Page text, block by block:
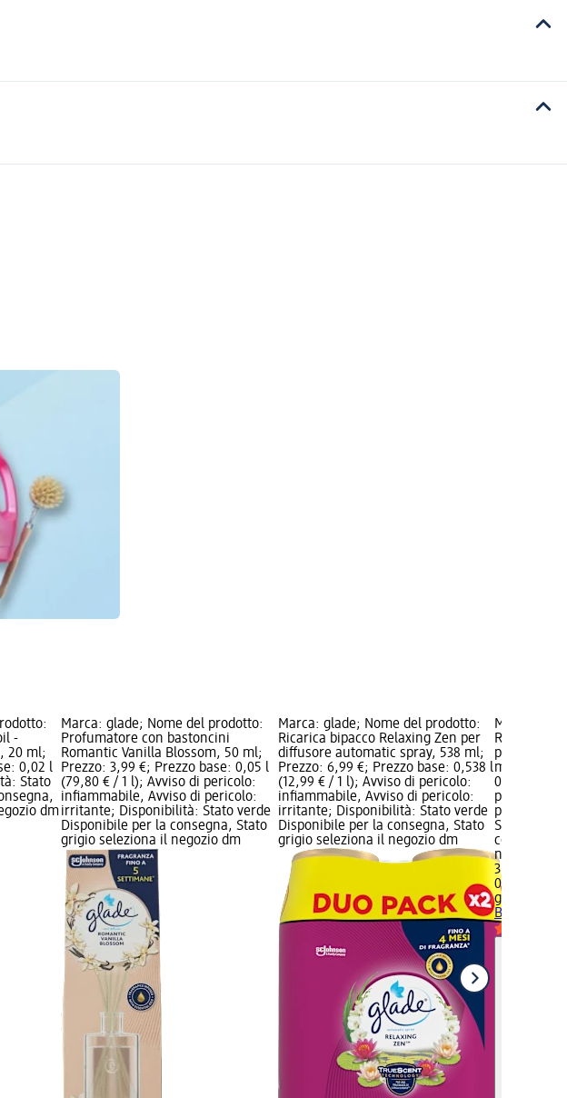
-
20 ml;
0,02 l
Stato
dm
Marca: glade; Nome del prodotto:
Profumatore con bastoncini
Romantic Vanilla Blossom, 50 ml;
Prezzo: 3,99 €; Prezzo base: 0,05 l
(79,80 € / 1 l); Avviso di pericolo:
infiammabile, Avviso di pericolo:
irritante; Disponibilità: Stato verde
Disponibile per la consegna, Stato
grigio seleziona il negozio dm
Marca: glade; Nome del prodotto:
Ricarica bipacco Relaxing Zen per
diffusore automatic spray, 538 ml;
Prezzo: 6,99 €; Prezzo base: 0,538 l
(12,99 € / 1 l); Avviso di pericolo:
infiammabile, Avviso di pericolo:
irritante; Disponibilità: Stato verde
Disponibile per la consegna, Stato
grigio seleziona il negozio dm
Marca:
Ricarica
per
ml; Prezzo:
0,269 l
pericolo:
pericolo:
Stato
consegna,
negozio dm
3,99 €
0,269 l
glade
Blossoms